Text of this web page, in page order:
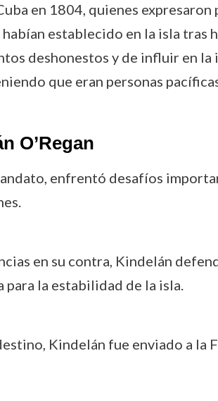
en 1804, quienes
establecido en la isla tras
deshonestos y de influir en la
que eran personas
O’Regan
enfrentó desafíos
en su contra, Kindelán
para la estabilidad de la isla.
Kindelán fue enviado a la